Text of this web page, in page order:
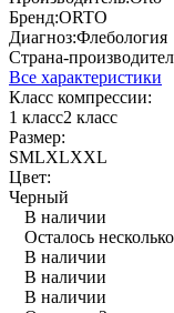
Бренд:ORTO
Диагноз:Флебология
Страна-
Все характеристики
Класс компрессии:
1 класс2 класс
Размер:
SMLXLXXL
Цвет:
Черный
В наличии
Осталось
В наличии
В наличии
В наличии